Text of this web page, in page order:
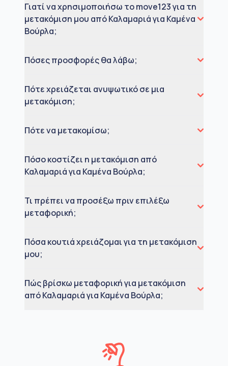
Γιατί να χρησιμοποιήσω το move123 για τη
μετακόμιση μου από Καλαμαριά για Καμένα
Βούρλα;
Πόσες προσφορές θα λάβω;
Πότε χρειάζεται ανυψωτικό σε μια
μετακόμιση;
Πότε να μετακομίσω;
Πόσο κοστίζει η μετακόμιση από
Καλαμαριά για Καμένα Βούρλα;
Τι πρέπει να προσέξω πριν επιλέξω
μεταφορική;
Πόσα κουτιά χρειάζομαι για τη μετακόμιση
μου;
Πώς βρίσκω μεταφορική για μετακόμιση
από Καλαμαριά για Καμένα Βούρλα;